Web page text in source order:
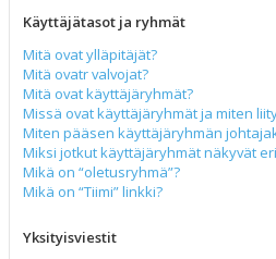
Käyttäjätasot ja ryhmät
Mitä ovat ylläpitäjät?
Mitä ovatr valvojat?
Mitä ovat käyttäjäryhmät?
Missä ovat käyttäjäryhmät ja miten
Miten pääsen käyttäjäryhmän
Miksi jotkut käyttäjäryhmät näkyvät
Mikä on “oletusryhmä”?
Mikä on “Tiimi” linkki?
Yksityisviestit